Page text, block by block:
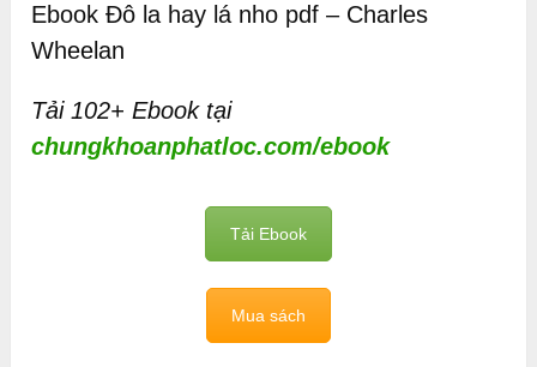
Ebook Đô la hay lá nho pdf – Charles
Wheelan
Tải 102+ Ebook tại
chungkhoanphatloc.com/ebook
Tải Ebook
Mua sách